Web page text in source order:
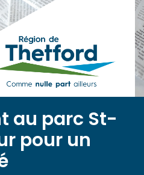
)
au parc St-
pour un